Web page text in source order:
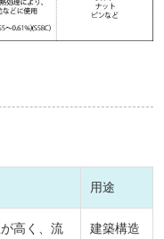
用途
高く、流
建築構造